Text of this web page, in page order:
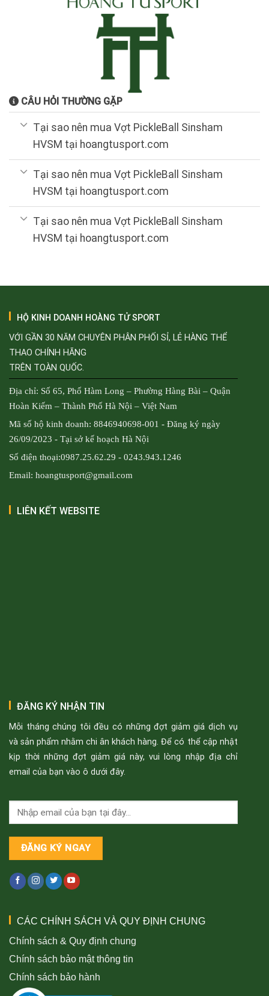
CÂU HỎI THƯỜNG GẶP
Tại sao nên mua Vợt PickleBall Sinsham
HVSM tại hoangtusport.com
Tại sao nên mua Vợt PickleBall Sinsham
HVSM tại hoangtusport.com
Tại sao nên mua Vợt PickleBall Sinsham
HVSM tại hoangtusport.com
HỘ KINH DOANH HOÀNG TỬ SPORT
VỚI GẦN 30 NĂM CHUYÊN PHÂN PHỐI SỈ, LẺ HÀNG THỂ
THAO CHÍNH HÃNG
TRÊN TOÀN QUỐC.
Địa chỉ: Số 65, Phố Hàm Long – Phường Hàng Bài – Quận
Hoàn Kiếm – Thành Phố Hà Nội – Việt Nam
Mã số hộ kinh doanh: 8846940698-001 - Đăng ký ngày
26/09/2023 - Tại sở kế hoạch Hà Nội
Số điện thoại:0987.25.62.29 - 0243.943.1246
Email: hoangtusport@gmail.com
LIÊN KẾT WEBSITE
ĐĂNG KÝ NHẬN TIN
Mỗi tháng chúng tôi đều có những đợt giảm giá dịch vụ
và sản phẩm nhằm chi ân khách hàng. Để có thể cập nhật
kịp thời những đợt giảm giá này, vui lòng nhập địa chỉ
email của bạn vào ô dưới đây.
CÁC CHÍNH SÁCH VÀ QUY ĐỊNH CHUNG
Chính sách & Quy định chung
Chính sách bảo mật thông tin
Chính sách bảo hành